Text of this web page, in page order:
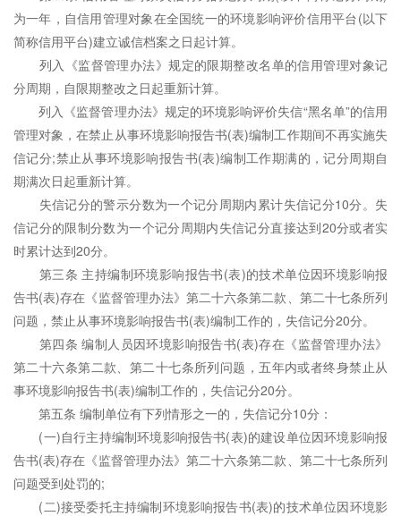
为一年，自信用管理对象在全国统一的环境影响评价信用平台(以下
简称信用平台)建立诚信档案之日起计算。
列入《监督管理办法》规定的限期整改名单的信用管理对象记
分周期，自限期整改之日起重新计算。
列入《监督管理办法》规定的环境影响评价失信“黑名单”的信用
管理对象，在禁止从事环境影响报告书(表)编制工作期间不再实施失
信记分;禁止从事环境影响报告书(表)编制工作期满的，记分周期自
期满次日起重新计算。
失信记分的警示分数为一个记分周期内累计失信记分10分。失
信记分的限制分数为一个记分周期内失信记分直接达到20分或者实
时累计达到20分。
第三条 主持编制环境影响报告书(表)的技术单位因环境影响报
告书(表)存在《监督管理办法》第二十六条第二款、第二十七条所列
问题，禁止从事环境影响报告书(表)编制工作的，失信记分20分。
第四条 编制人员因环境影响报告书(表)存在《监督管理办法》
第二十六条第二款、第二十七条所列问题，五年内或者终身禁止从
事环境影响报告书(表)编制工作的，失信记分20分。
第五条 编制单位有下列情形之一的，失信记分10分：
(一)自行主持编制环境影响报告书(表)的建设单位因环境影响报
告书(表)存在《监督管理办法》第二十六条第二款、第二十七条所列
问题受到处罚的;
(二)接受委托主持编制环境影响报告书(表)的技术单位因环境影